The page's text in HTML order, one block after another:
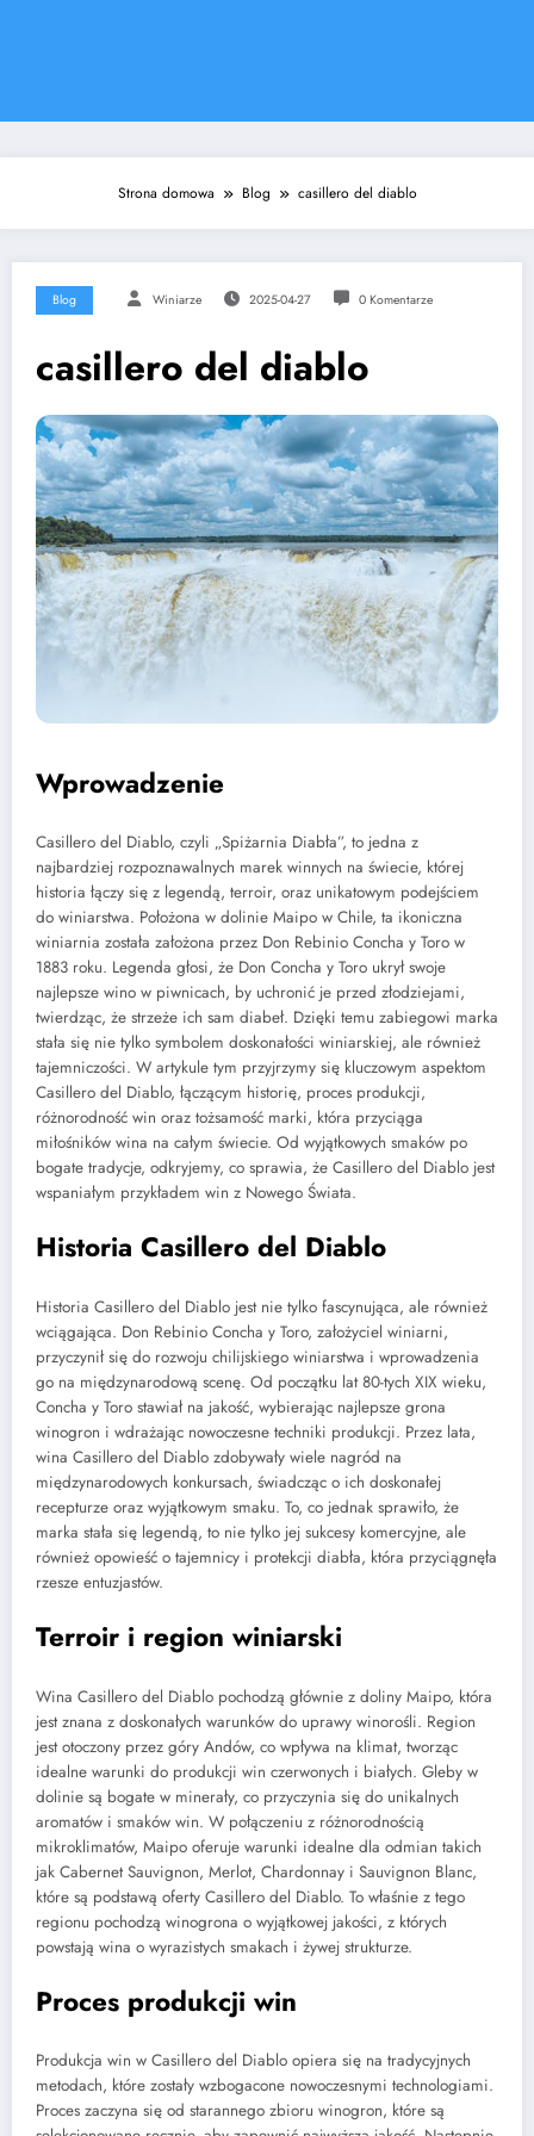
Strona domowa Blog casillero del diablo
Blog Winiarze 2025-04-27 0 Komentarze
casillero del diablo
Wprowadzenie
Casillero del Diablo, czyli „Spiżarnia Diabła”, to jedna z
najbardziej rozpoznawalnych marek winnych na świecie, której
historia łączy się z legendą, terroir, oraz unikatowym podejściem
do winiarstwa. Położona w dolinie Maipo w Chile, ta ikoniczna
winiarnia została założona przez Don Rebinio Concha y Toro w
1883 roku. Legenda głosi, że Don Concha y Toro ukrył swoje
najlepsze wino w piwnicach, by uchronić je przed złodziejami,
twierdząc, że strzeże ich sam diabeł. Dzięki temu zabiegowi marka
stała się nie tylko symbolem doskonałości winiarskiej, ale również
tajemniczości. W artykule tym przyjrzymy się kluczowym aspektom
Casillero del Diablo, łączącym historię, proces produkcji,
różnorodność win oraz tożsamość marki, która przyciąga
miłośników wina na całym świecie. Od wyjątkowych smaków po
bogate tradycje, odkryjemy, co sprawia, że Casillero del Diablo jest
wspaniałym przykładem win z Nowego Świata.
Historia Casillero del Diablo
Historia Casillero del Diablo jest nie tylko fascynująca, ale również
wciągająca. Don Rebinio Concha y Toro, założyciel winiarni,
przyczynił się do rozwoju chilijskiego winiarstwa i wprowadzenia
go na międzynarodową scenę. Od początku lat 80-tych XIX wieku,
Concha y Toro stawiał na jakość, wybierając najlepsze grona
winogron i wdrażając nowoczesne techniki produkcji. Przez lata,
wina Casillero del Diablo zdobywały wiele nagród na
międzynarodowych konkursach, świadcząc o ich doskonałej
recepturze oraz wyjątkowym smaku. To, co jednak sprawiło, że
marka stała się legendą, to nie tylko jej sukcesy komercyjne, ale
również opowieść o tajemnicy i protekcji diabła, która przyciągnęła
rzesze entuzjastów.
Terroir i region winiarski
Wina Casillero del Diablo pochodzą głównie z doliny Maipo, która
jest znana z doskonałych warunków do uprawy winorośli. Region
jest otoczony przez góry Andów, co wpływa na klimat, tworząc
idealne warunki do produkcji win czerwonych i białych. Gleby w
dolinie są bogate w minerały, co przyczynia się do unikalnych
aromatów i smaków win. W połączeniu z różnorodnością
mikroklimatów, Maipo oferuje warunki idealne dla odmian takich
jak Cabernet Sauvignon, Merlot, Chardonnay i Sauvignon Blanc,
które są podstawą oferty Casillero del Diablo. To właśnie z tego
regionu pochodzą winogrona o wyjątkowej jakości, z których
powstają wina o wyrazistych smakach i żywej strukturze.
Proces produkcji win
Produkcja win w Casillero del Diablo opiera się na tradycyjnych
metodach, które zostały wzbogacone nowoczesnymi technologiami.
Proces zaczyna się od starannego zbioru winogron, które są